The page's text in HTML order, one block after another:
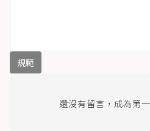
規範
還沒有留言，成為第